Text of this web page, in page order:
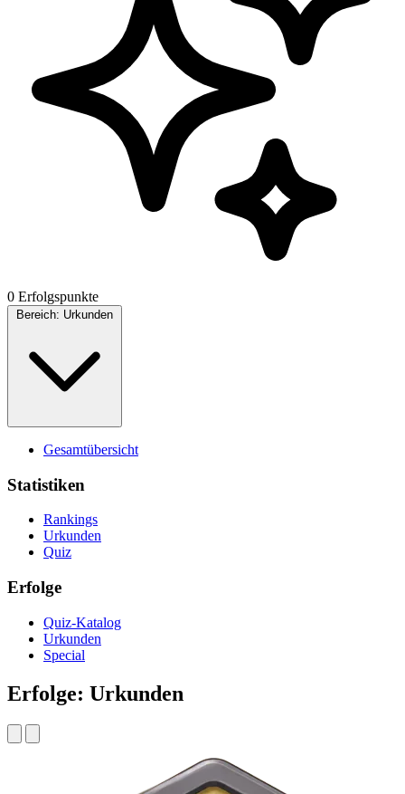
0 Erfolgspunkte
Bereich: Urkunden
Gesamtübersicht
Statistiken
Rankings
Urkunden
Quiz
Erfolge
Quiz-Katalog
Urkunden
Special
Erfolge: Urkunden